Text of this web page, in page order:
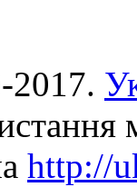
http://